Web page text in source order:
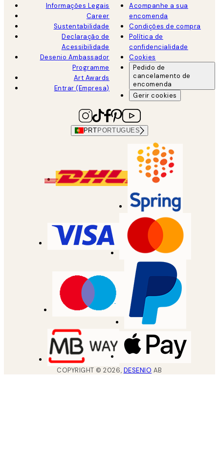
Informações Legais
Career
Sustentabilidade
Declaração de
Acessibilidade
Desenio Ambassador
Programme
Art Awards
Entrar (Empresa)
Acompanhe a sua
encomenda
Condições de compra
Política de
confidencialidade
Cookies
Pedido de
cancelamento de
encomenda
Gerir cookies
PRT PORTUGUES
COPYRIGHT ©2026, DESENIO AB